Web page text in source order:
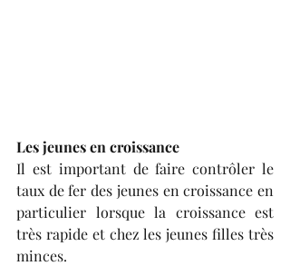
Les jeunes en croissance
Il est important de faire contrôler le
taux de fer des jeunes en croissance en
particulier lorsque la croissance est
très rapide et chez les jeunes filles très
minces.